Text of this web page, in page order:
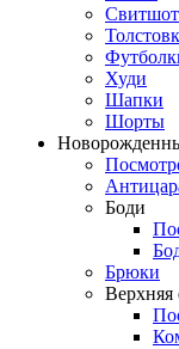
Худи
Шапки
Шорты
Боди
Брюки
Верхняя